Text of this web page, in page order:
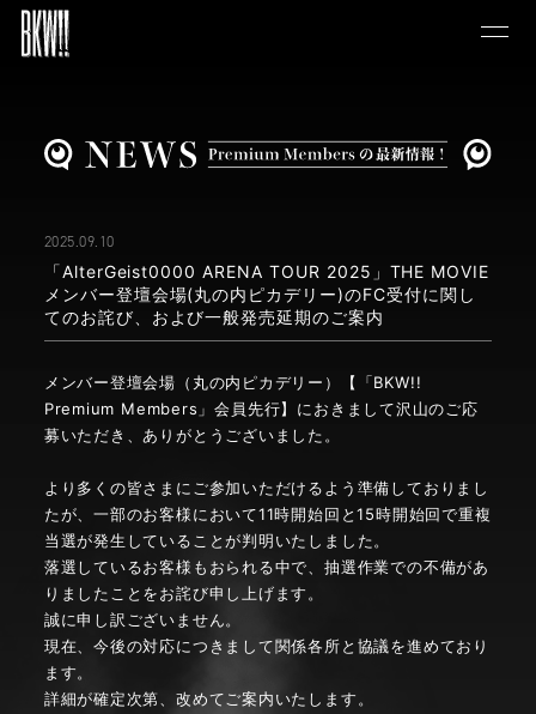
2025.09.10
「AlterGeist0000 ARENA TOUR 2025」THE MOVIE
メンバー登壇会場(丸の内ピカデリー)のFC受付に関し
てのお詫び、および一般発売延期のご案内
メンバー登壇会場（丸の内ピカデリー）【「BKW!!
Premium Members」会員先行】におきまして沢山のご応
募いただき、ありがとうございました。
より多くの皆さまにご参加いただけるよう準備しておりまし
たが、一部のお客様において11時開始回と15時開始回で重複
当選が発生していることが判明いたしました。
落選しているお客様もおられる中で、抽選作業での不備があ
りましたことをお詫び申し上げます。
誠に申し訳ございません。
現在、今後の対応につきまして関係各所と協議を進めており
ます。
詳細が確定次第、改めてご案内いたします。